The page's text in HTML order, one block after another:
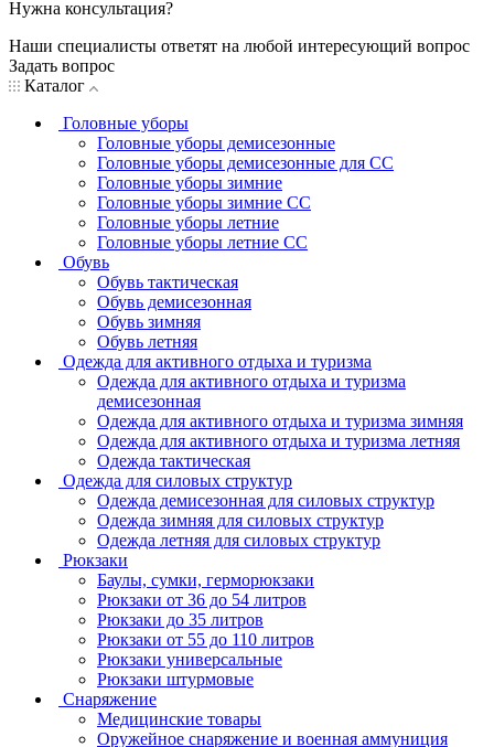
Нужна консультация?
Наши специалисты ответят на любой интересующий вопрос
Задать вопрос
Каталог
Головные уборы
Головные уборы демисезонные
Головные уборы демисезонные для СС
Головные уборы зимние
Головные уборы зимние СС
Головные уборы летние
Головные уборы летние СС
Обувь
Обувь тактическая
Обувь демисезонная
Обувь зимняя
Обувь летняя
Одежда для активного отдыха и туризма
Одежда для активного отдыха и туризма
демисезонная
Одежда для активного отдыха и туризма зимняя
Одежда для активного отдыха и туризма летняя
Одежда тактическая
Одежда для силовых структур
Одежда демисезонная для силовых структур
Одежда зимняя для силовых структур
Одежда летняя для силовых структур
Рюкзаки
Баулы, сумки, герморюкзаки
Рюкзаки от 36 до 54 литров
Рюкзаки до 35 литров
Рюкзаки от 55 до 110 литров
Рюкзаки универсальные
Рюкзаки штурмовые
Снаряжение
Медицинские товары
Оружейное снаряжение и военная аммуниция